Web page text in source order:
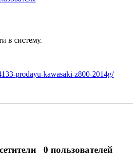
в систему.
prodayu-kawasaki-z800-2014g/
0 пользователей